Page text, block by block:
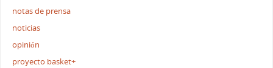
notas de prensa
noticias
opinión
proyecto basket+